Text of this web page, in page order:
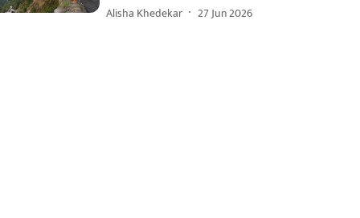
Alisha Khedekar 27 Jun 2026